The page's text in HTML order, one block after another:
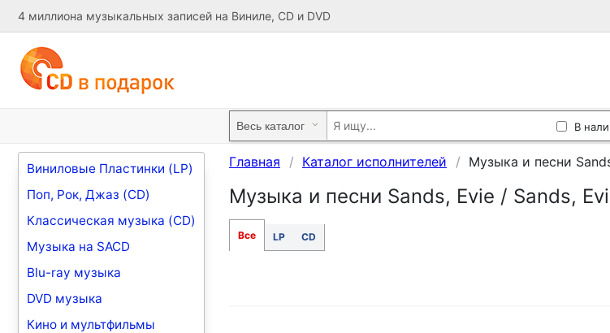
4 миллиона музыкальных записей на Виниле, CD и DVD
В
Виниловые Пластинки (LP)
Поп, Рок, Джаз (CD)
Классическая музыка (CD)
Музыка на SACD
Blu-ray музыка
DVD музыка
Кино и мультфильмы
Главная Каталог исполнителей Музыка и песни
Музыка и песни Sands, Evie / Sands,
Все LP CD